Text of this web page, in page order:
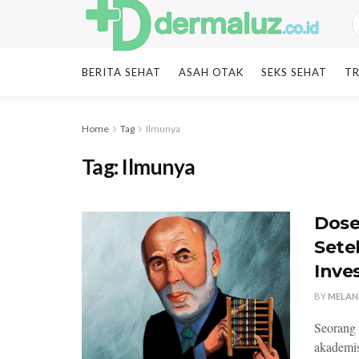
BERITA SEHAT ASAH OTAK SEKS SEHAT
Home Tag Ilmunya
Tag: Ilmunya
BYMELANI